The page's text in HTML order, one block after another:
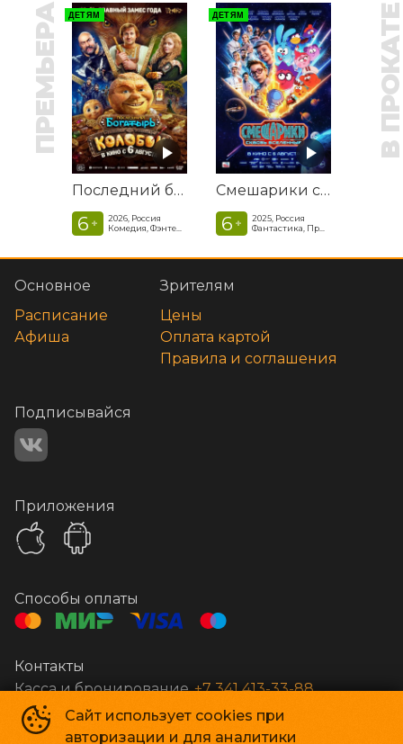
ПРЕМЬЕРА ДЕТЯМ
Последний богатырь. Колобок
6 +
2026, Россия
Комедия, Фэнтези, Приключения
ДЕТЯМ
Смешарики сквозь вселенные
6 +
2025, Россия
Фантастика, Приключенческая комедия
В
Сайт использует cookies при
авторизации и для аналитики
Основное
Расписание
Афиша
Зрителям
Цены
Оплата картой
Правила и соглашения
Подписывайся
Приложения
Способы оплаты
Контакты
Касса и бронирование +7 341 413-33-88